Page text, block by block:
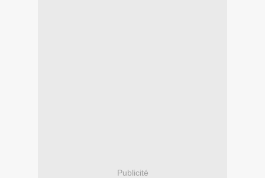
Publicité